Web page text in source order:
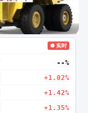
● 实时
--%
+1.02%
+1.42%
+1.35%